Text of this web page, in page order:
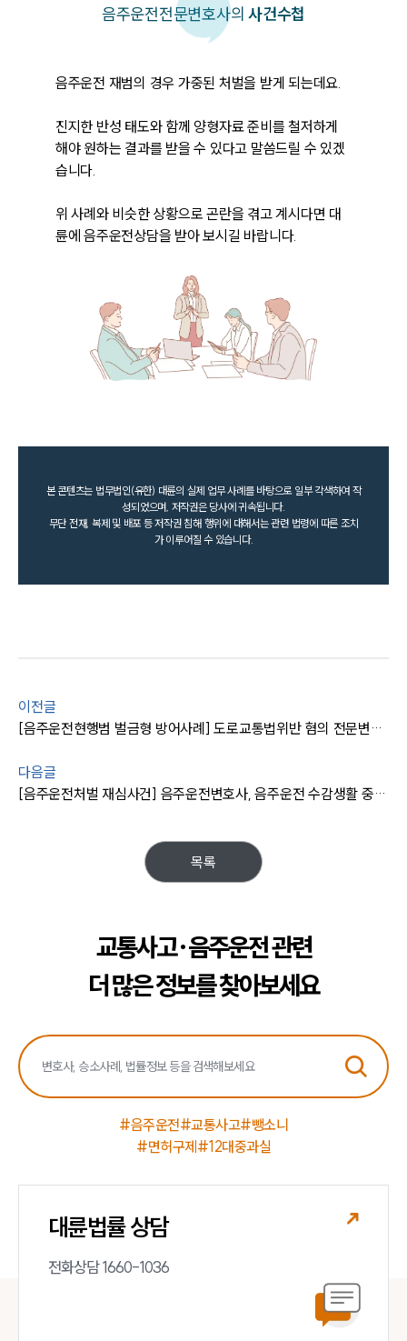
음주운전전문변호사의사건수첩
음주운전 재범의 경우 가중된 처벌을 받게 되는데요.
진지한 반성 태도와 함께 양형자료 준비를 철저하게
해야 원하는 결과를 받을 수 있다고 말씀드릴 수 있겠
습니다.
위 사례와 비슷한 상황으로 곤란을 겪고 계시다면 대
륜에 음주운전상담을 받아 보시길 바랍니다.
본 콘텐츠는 법무법인(유한) 대륜의 실제 업무 사례를 바탕으로 일부 각색하여 작
성되었으며, 저작권은 당사에 귀속됩니다.
무단 전재, 복제 및 배포 등 저작권 침해 행위에 대해서는 관련 법령에 따른 조치
가 이루어질 수 있습니다.
이전글
[음주운전현행범 벌금형 방어사례] 도로교통법위반 혐의 전문변호인 조력으로 실형 면해
다음글
[음주운전처벌 재심사건] 음주운전변호사, 음주운전 수감생활 중인 의뢰인 재심 집행유예 판결 !
목록
교통사고·음주운전 관련
더 많은 정보를 찾아보세요
#음주운전#교통사고#뺑소니
#면허구제#12대중과실
대륜법률 상담
전화상담 1660-1036